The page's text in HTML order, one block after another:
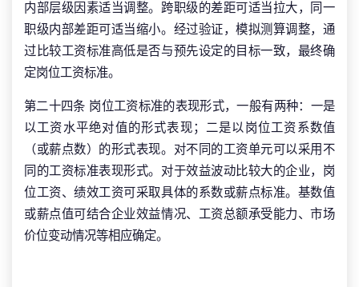
内部层级因素适当调整。跨职级的差距可适当拉大，同一
职级内部差距可适当缩小。经过验证，模拟测算调整，通
过比较工资标准高低是否与预先设定的目标一致，最终确
定岗位工资标准。
第二十四条 岗位工资标准的表现形式，一般有两种：一是
以工资水平绝对值的形式表现；二是以岗位工资系数值
（或薪点数）的形式表现。对不同的工资单元可以采用不
同的工资标准表现形式。对于效益波动比较大的企业，岗
位工资、绩效工资可采取具体的系数或薪点标准。基数值
或薪点值可结合企业效益情况、工资总额承受能力、市场
价位变动情况等相应确定。